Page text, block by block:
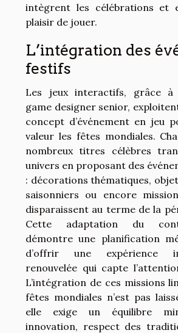
intègrent les célébrations et
plaisir de jouer.
L’intégration des
festifs
Les jeux interactifs, grâce à
game designer senior,
concept d’événement en jeu
valeur les fêtes mondiales.
nombreux titres célèbres
univers en proposant des
: décorations thématiques,
saisonniers ou encore
disparaissent au terme de la
Cette adaptation du
démontre une planification
d’offrir une expérience
renouvelée qui capte
L’intégration de ces missions
fêtes mondiales n’est pas
elle exige un équilibre
innovation, respect des